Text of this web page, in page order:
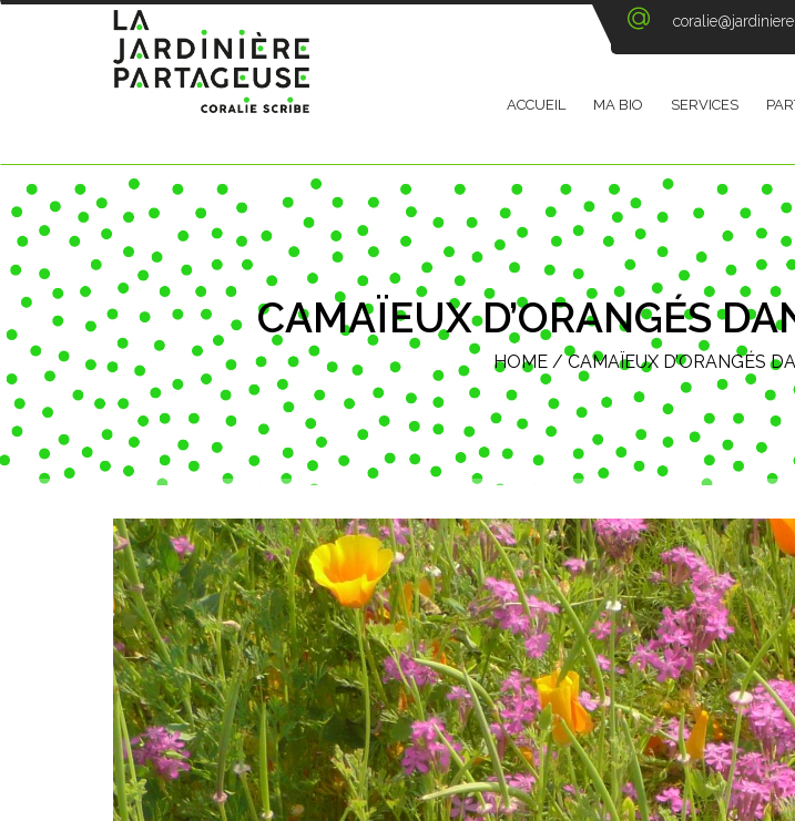
ACCUEIL MA BIO SERVICES
CAMAÏEUX D’ORANGÉS
HOME/CAMAÏEUX D’ORANGÉS